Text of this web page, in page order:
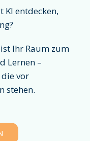
KI entdecken,
Ihr Raum zum
Lernen –
vor
stehen.